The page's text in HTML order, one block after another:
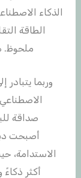
الذكاء
الطاقة
ملحوظ.
وربما
صداقة
أصبحت
الاستدامة،
أكثر